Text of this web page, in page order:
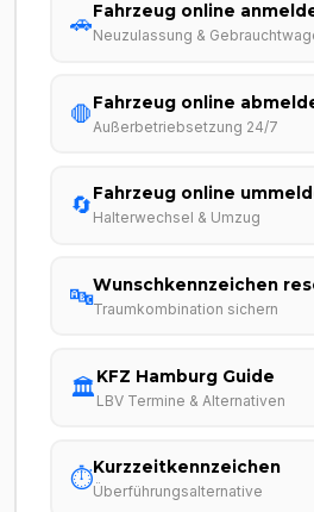
🚗Fahrzeug online
Neuzulassung &
🛑Fahrzeug online
Außerbetriebsetzung 24/7
🔄Fahrzeug online
Halterwechsel & Umzug
🔤Wunschkennzeichen
Traumkombination sichern
🏛️KFZ Hamburg Guide
LBV Termine & Alternativen
⏱️Kurzzeitkennzeichen
Überführungsalternative